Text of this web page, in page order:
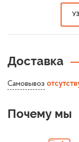
Доставка
Самовывоз
Почему мы